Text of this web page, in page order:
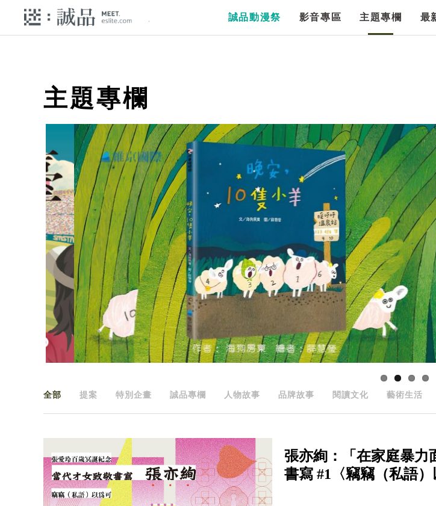
誠品動漫祭 影音專區 主題專欄 最
主題專欄
全部 提案 特別企畫 誠品專欄 人物故事 品牌故事 閱讀文化 藝術生活
張亦絢：「在家庭暴
書寫 #1〈竊竊（私語）